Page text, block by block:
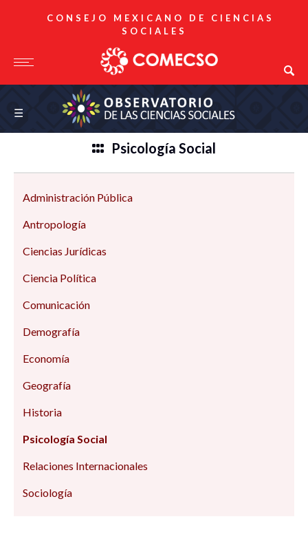
CONSEJO MEXICANO DE CIENCIAS
SOCIALES
Observatorio de las Ciencias Sociales
☰
Administración Pública
Antropología
Ciencias Jurídicas
Ciencia Política
Comunicación
Demografía
Economía
Geografía
Historia
Psicología Social
Relaciones Internacionales
Sociología
Psicología Social